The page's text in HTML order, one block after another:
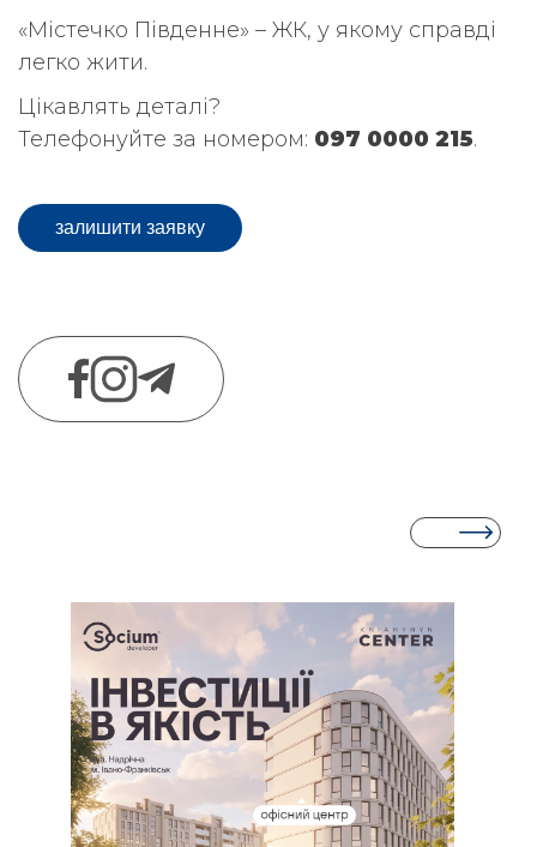
«Містечко Південне» – ЖК, у якому справді
легко жити.
Цікавлять деталі?
Телефонуйте за номером: 097 0000 215.
залишити заявку